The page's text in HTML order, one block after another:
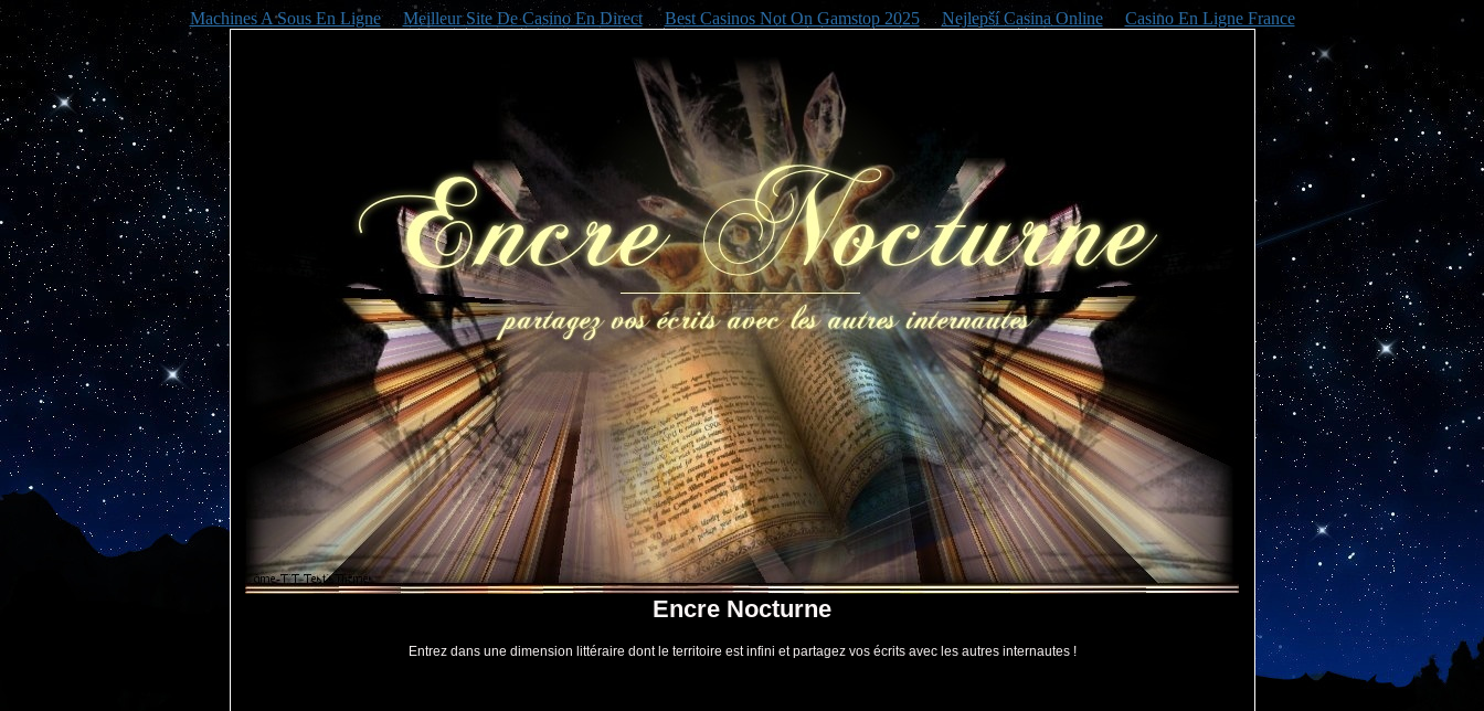
Machines A Sous En Ligne Meilleur Site De Casino En Direct Best Casinos Not On Gamstop 2025 Nejlepší Casina Online Casino En Ligne France
Encre Nocturne
Entrez dans une dimension littéraire dont le territoire est infini et partagez vos écrits avec les autres internautes !